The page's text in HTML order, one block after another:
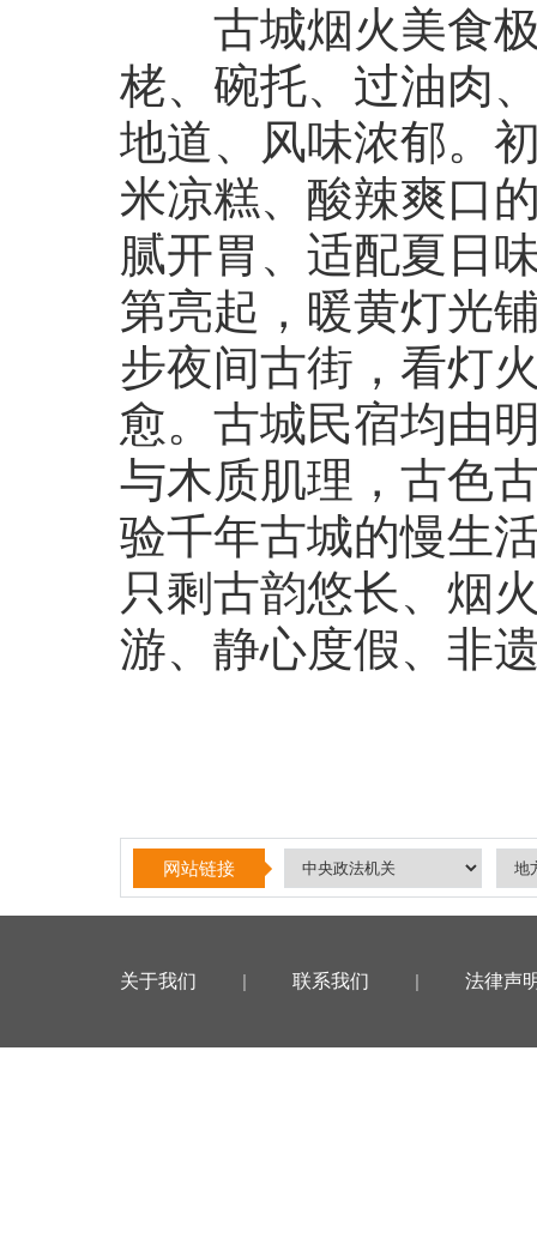
古城烟火美食极
栳、碗托、过油肉
地道、风味浓郁。
米凉糕、酸辣爽口
腻开胃、适配夏日
第亮起，暖黄灯光
步夜间古街，看灯
愈。古城民宿均由
与木质肌理，古色
验千年古城的慢生
只剩古韵悠长、烟
游、静心度假、非
网站链接
关于我们 | 联系我们 | 法律声